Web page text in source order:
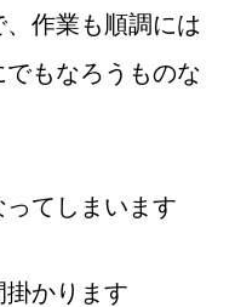
作業も順調には
もなろうものな
てしまいます
掛かります